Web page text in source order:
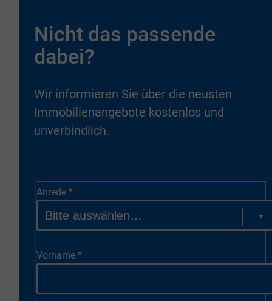
Nicht das passende
dabei?
Wir informieren Sie über die neusten
Immobilienangebote kostenlos und
unverbindlich.
Anrede *
Vorname *